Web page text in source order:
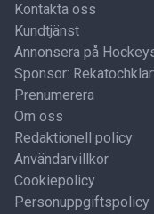
Kontakta oss
Kundtjänst
Annonsera på
Sponsor:
Prenumerera
Om oss
Redaktionell policy
Användarvillkor
Cookiepolicy
Personuppgiftspolicy